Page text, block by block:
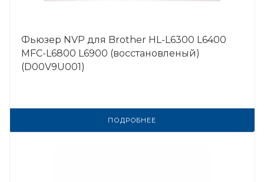
Фьюзер NVP для Brother HL-L6300 L6400
MFC-L6800 L6900 (восстановленый)
(D00V9U001)
ПОДРОБНЕЕ